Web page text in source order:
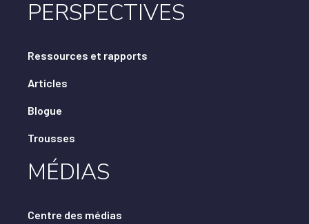
PERSPECTIVES
Ressources et rapports
Articles
Blogue
Trousses
MÉDIAS
Centre des médias